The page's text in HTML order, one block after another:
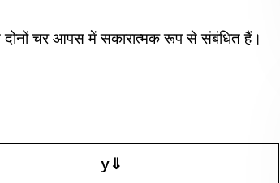
दोनों चर आपस में सकारात्मक रूप से संबंधित हैं।
y⇓